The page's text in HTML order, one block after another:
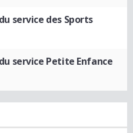
service des Sports
service Petite Enfance